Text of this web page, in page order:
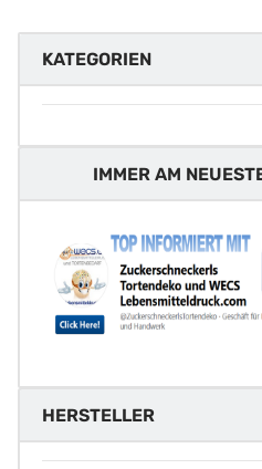
KATEGORIEN
IMMER AM
HERSTELLER